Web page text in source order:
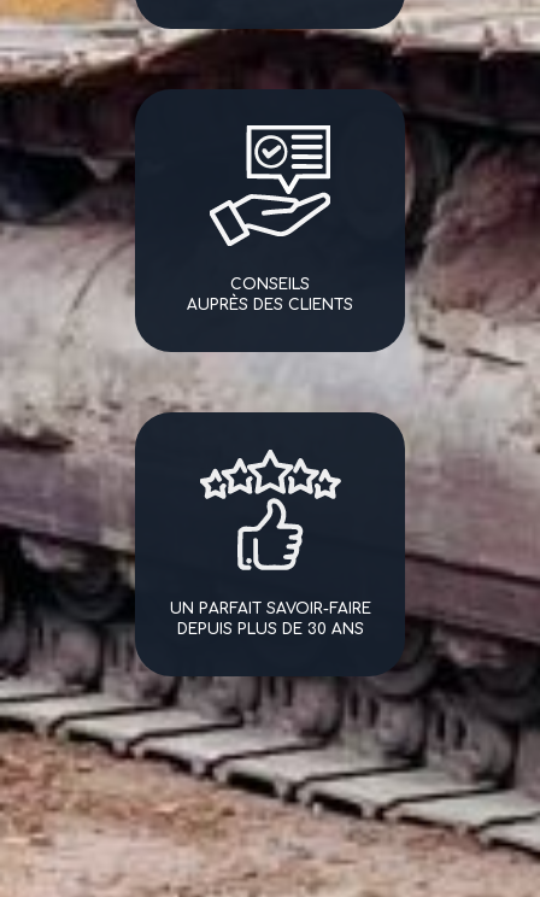
CONSEILS
AUPRÈS DES CLIENTS
UN PARFAIT SAVOIR-FAIRE
DEPUIS PLUS DE 30 ANS